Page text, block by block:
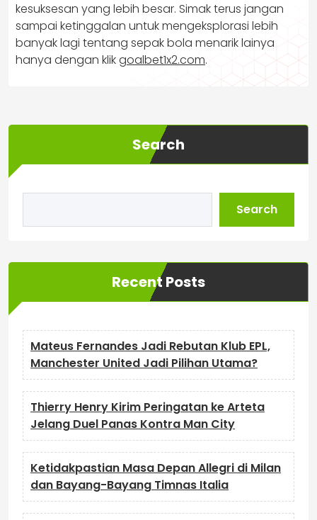
kesuksesan yang lebih besar. Simak terus jangan
sampai ketinggalan untuk mengeksplorasi lebih
banyak lagi tentang sepak bola menarik lainya
hanya dengan klikgoalbet1x2.com.
Search
Search
Recent Posts
Mateus Fernandes Jadi Rebutan Klub EPL,
Manchester United Jadi Pilihan Utama?
Thierry Henry Kirim Peringatan ke Arteta
Jelang Duel Panas Kontra Man City
Ketidakpastian Masa Depan Allegri di Milan
dan Bayang-Bayang Timnas Italia